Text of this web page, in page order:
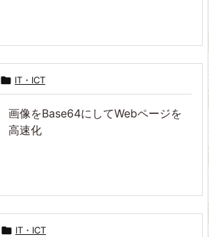
 IT・ICT
画像をBase64にしてWebページを
高速化
 IT・ICT